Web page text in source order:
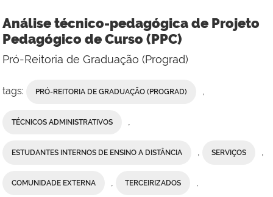
Análise técnico-pedagógica de Projeto
Pedagógico de Curso (PPC)
Pró-Reitoria de Graduação (Prograd)
tags: PRÓ-REITORIA DE GRADUAÇÃO (PROGRAD) ,
TÉCNICOS ADMINISTRATIVOS ,
ESTUDANTES INTERNOS DE ENSINO A DISTÂNCIA , SERVIÇOS ,
COMUNIDADE EXTERNA , TERCEIRIZADOS ,